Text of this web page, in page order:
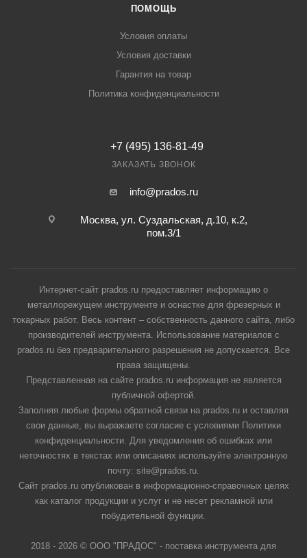
ПОМОЩЬ
Условия оплаты
Условия доставки
Гарантия на товар
Политика конфиденциальности
+7 (495) 136-81-49
ЗАКАЗАТЬ ЗВОНОК
info@prados.ru
Москва, ул. Суздальская, д.10, к.2,
пом.3/1
Интернет-сайт prados.ru предоставляет информацию о
металлорежущем инструменте и оснастке для фрезерных и
токарных работ. Весь контент – собственность данного сайта, либо
производителей инструмента. Использование материалов с
prados.ru без предварительного разрешения не допускается. Все
права защищены.
Представленная на сайте prados.ru информация не является
публичной офертой.
Заполняя любые формы обратной связи на prados.ru и оставляя
свои данные, вы выражаете согласие с условиями Политики
конфиденциальности. Для уведомления об ошибках или
неточностях в текстах или описаниях используйте электронную
почту: site@prados.ru.
Сайт prados.ru опубликован в информационно-справочных целях
как каталог продукции и услуг и не несет рекламной или
побудительной функции.
2018 - 2026 © ООО "ПРАДОС" - поставка инструмента для